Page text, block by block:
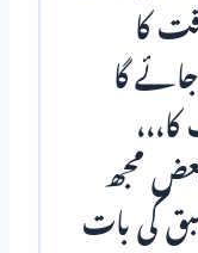
کا
گا
مجھ
کی بات